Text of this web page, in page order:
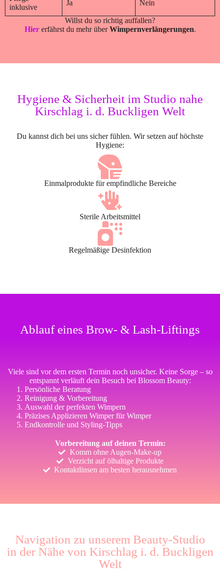
inklusive
Ja Nein
Willst du so richtig auffallen?
Hiererfährst du mehr überWimpernverlängerungen.
Hygiene & Sicherheit im Studio nahe
Kirschlag i. d. Buckligen Welt
Du kannst dich bei uns sicher fühlen. Wir setzen auf höchste
Hygiene:
Einmalprodukte für empfindliche Bereiche
Sterile Arbeitsmittel
Regelmäßige Desinfektion
Ablauf eines Brow- & Lash-Liftings
Viele sind vor dem ersten Termin noch unsicher. Keine Sorge – so
entspannt verläuft dein Besuch bei Blossom Beauty:
Persönliche Beratung
Reinigung & Vorbereitung
Auswahl der perfekten Wimpern
Präzises Applizieren Wimper für Wimper
Endkontrolle und Styling-Tipps
Vorbereitung auf deinen Termin:
Komm ohne Augen-Make-up
Verzicht auf ölhaltige Produkte
Kontaktlinsen am besten herausnehmen
Navigation zu unserem Beauty-Studio
in der Nähe von Kirschlag i. d. Buckligen
Welt